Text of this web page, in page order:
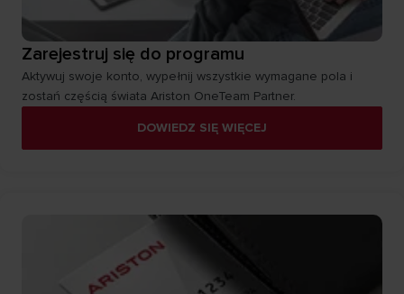
Zarejestruj się do programu
Aktywuj swoje konto, wypełnij wszystkie wymagane pola i
zostań częścią świata Ariston OneTeam Partner.
DOWIEDZ SIĘ WIĘCEJ